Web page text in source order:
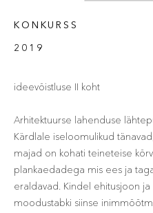
KONKURSS
2019
ideevõistluse II koht
Arhitektuurse lahenduse
Kärdlale iseloomulikud
majad on kohati teineteise
plankaedadega mis ees ja
eraldavad. Kindel ehitusjoon
moodustabki siinse